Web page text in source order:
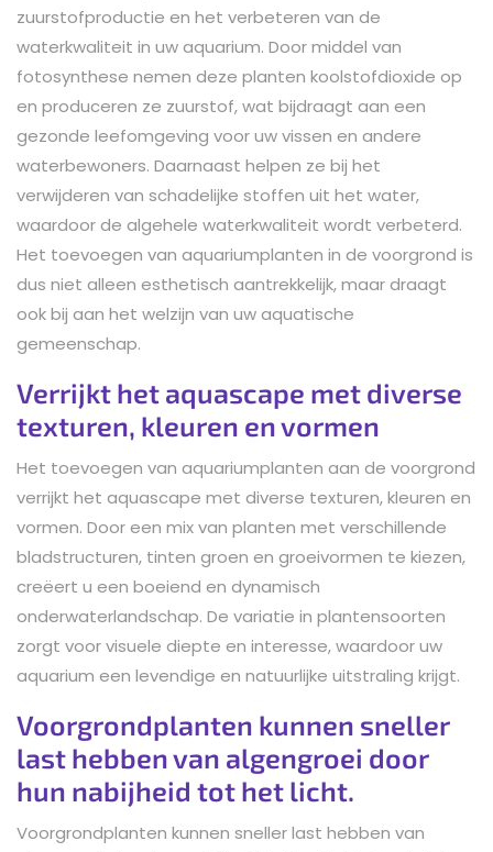
zuurstofproductie en het verbeteren van de
waterkwaliteit in uw aquarium. Door middel van
fotosynthese nemen deze planten koolstofdioxide op
en produceren ze zuurstof, wat bijdraagt aan een
gezonde leefomgeving voor uw vissen en andere
waterbewoners. Daarnaast helpen ze bij het
verwijderen van schadelijke stoffen uit het water,
waardoor de algehele waterkwaliteit wordt verbeterd.
Het toevoegen van aquariumplanten in de voorgrond is
dus niet alleen esthetisch aantrekkelijk, maar draagt
ook bij aan het welzijn van uw aquatische
gemeenschap.
Verrijkt het aquascape met diverse
texturen, kleuren en vormen
Het toevoegen van aquariumplanten aan de voorgrond
verrijkt het aquascape met diverse texturen, kleuren en
vormen. Door een mix van planten met verschillende
bladstructuren, tinten groen en groeivormen te kiezen,
creëert u een boeiend en dynamisch
onderwaterlandschap. De variatie in plantensoorten
zorgt voor visuele diepte en interesse, waardoor uw
aquarium een levendige en natuurlijke uitstraling krijgt.
Voorgrondplanten kunnen sneller
last hebben van algengroei door
hun nabijheid tot het licht.
Voorgrondplanten kunnen sneller last hebben van